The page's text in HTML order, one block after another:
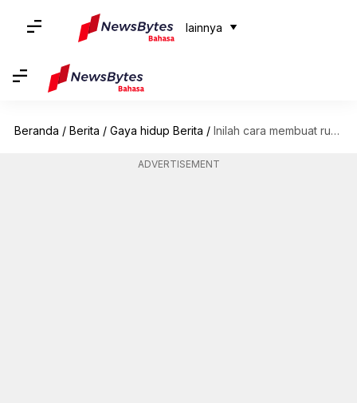
lainnya
Beranda / Berita / Gaya hidup Berita / Inilah cara membuat ruang musik di rumah
ADVERTISEMENT